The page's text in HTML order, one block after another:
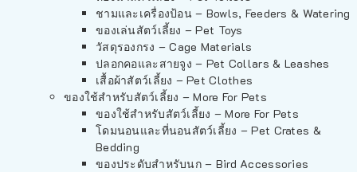
ชามและเครื่องป้อน – Bowls, Feeders & Watering
ของเล่นสัตว์เลี้ยง – Pet Toys
วัสดุรองกรง – Cage Materials
ปลอกคอและสายจูง – Pet Collars & Leashes
เสื้อผ้าสัตว์เลี้ยง – Pet Clothes
ของใช้สำหรับสัตว์เลี้ยง – More For Pets
ของใช้สำหรับสัตว์เลี้ยง – More For Pets
โดมนอนและที่นอนสัตว์เลี้ยง – Pet Crates &
Bedding
ของประดับสำหรับนก – Bird Accessories